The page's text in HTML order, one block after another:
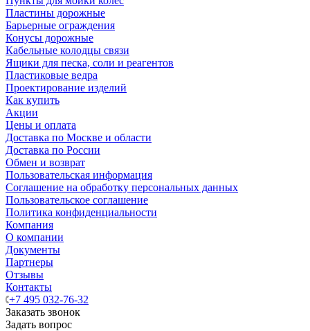
Пластины дорожные
Барьерные ограждения
Конусы дорожные
Кабельные колодцы связи
Ящики для песка, соли и реагентов
Пластиковые ведра
Проектирование изделий
Как купить
Акции
Цены и оплата
Доставка по Москве и области
Доставка по России
Обмен и возврат
Пользовательская информация
Соглашение на обработку персональных данных
Пользовательское соглашение
Политика конфиденциальности
Компания
О компании
Документы
Партнеры
Отзывы
Контакты
+7 495 032-76-32
Заказать звонок
Задать вопрос